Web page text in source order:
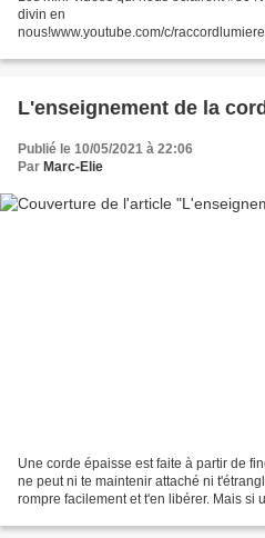
divin en
nous!www.youtube.com/c/
Wisconsin,) , ancien animateur...
L'enseignement de la
Publié le 10/05/2021 à 22:06
Par Marc-Elie
Une corde épaisse est faite à partir de
ne peut ni te maintenir attaché ni
rompre facilement et t'en libérer. Mais si